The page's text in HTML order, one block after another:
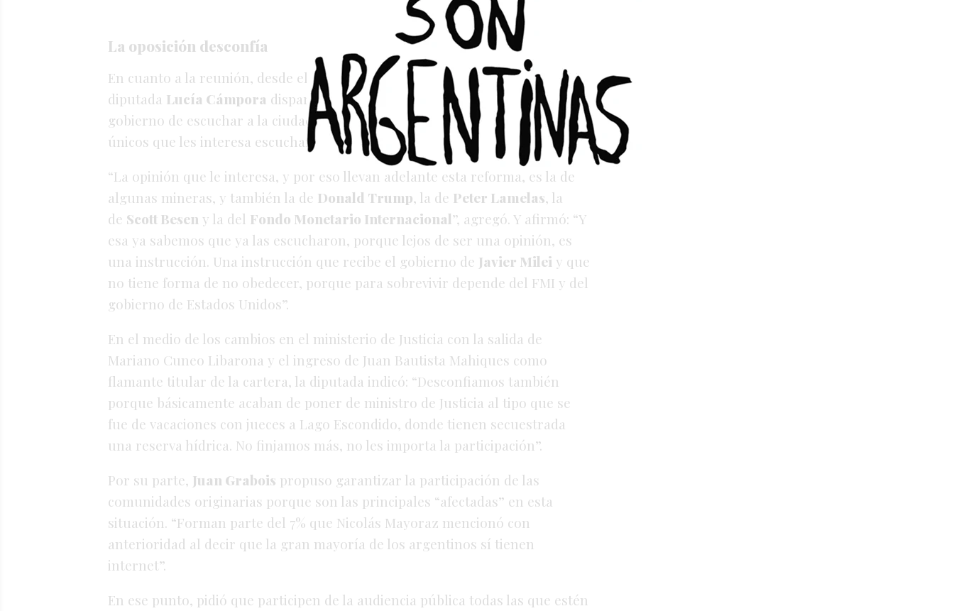
La oposición desconfía
En cuanto a la reunión, desde el bloque de Unión por la Patria la
diputada Lucía Cámpora disparó: “Desconfiamos de que haya voluntad del
gobierno de escuchar a la ciudadanía, porque el gobierno ya escuchó a los
únicos que les interesa escuchar”.
“La opinión que le interesa, y por eso llevan adelante esta reforma, es la de
algunas mineras, y también la de Donald Trump, la de Peter Lamelas, la
de Scott Besen y la del Fondo Monetario Internacional”, agregó. Y afirmó: “Y
esa ya sabemos que ya las escucharon, porque lejos de ser una opinión, es
una instrucción. Una instrucción que recibe el gobierno de Javier Milei y que
no tiene forma de no obedecer, porque para sobrevivir depende del FMI y del
gobierno de Estados Unidos”.
En el medio de los cambios en el ministerio de Justicia con la salida de
Mariano Cuneo Libarona y el ingreso de Juan Bautista Mahiques como
flamante titular de la cartera, la diputada indicó: “Desconfiamos también
porque básicamente acaban de poner de ministro de Justicia al tipo que se
fue de vacaciones con jueces a Lago Escondido, donde tienen secuestrada
una reserva hídrica. No finjamos más, no les importa la participación”.
Por su parte, Juan Grabois propuso garantizar la participación de las
comunidades originarias porque son las principales “afectadas” en esta
situación. “Forman parte del 7% que Nicolás Mayoraz mencionó con
anterioridad al decir que la gran mayoría de los argentinos sí tienen
internet”.
En ese punto, pidió que participen de la audiencia pública todas las que estén